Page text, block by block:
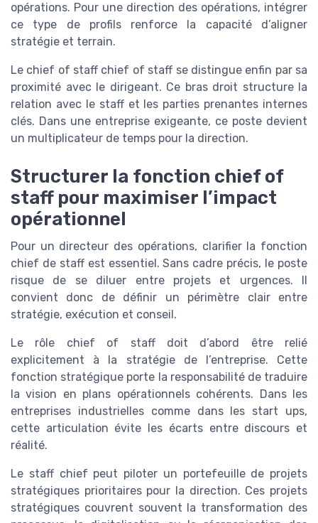
opérations. Pour une direction des opérations, intégrer
ce type de profils renforce la capacité d’aligner
stratégie et terrain.
Le chief of staff chief of staff se distingue enfin par sa
proximité avec le dirigeant. Ce bras droit structure la
relation avec le staff et les parties prenantes internes
clés. Dans une entreprise exigeante, ce poste devient
un multiplicateur de temps pour la direction.
Structurer la fonction chief of
staff pour maximiser l’impact
opérationnel
Pour un directeur des opérations, clarifier la fonction
chief de staff est essentiel. Sans cadre précis, le poste
risque de se diluer entre projets et urgences. Il
convient donc de définir un périmètre clair entre
stratégie, exécution et conseil.
Le rôle chief of staff doit d’abord être relié
explicitement à la stratégie de l’entreprise. Cette
fonction stratégique porte la responsabilité de traduire
la vision en plans opérationnels cohérents. Dans les
entreprises industrielles comme dans les start ups,
cette articulation évite les écarts entre discours et
réalité.
Le staff chief peut piloter un portefeuille de projets
stratégiques prioritaires pour la direction. Ces projets
stratégiques couvrent souvent la transformation des